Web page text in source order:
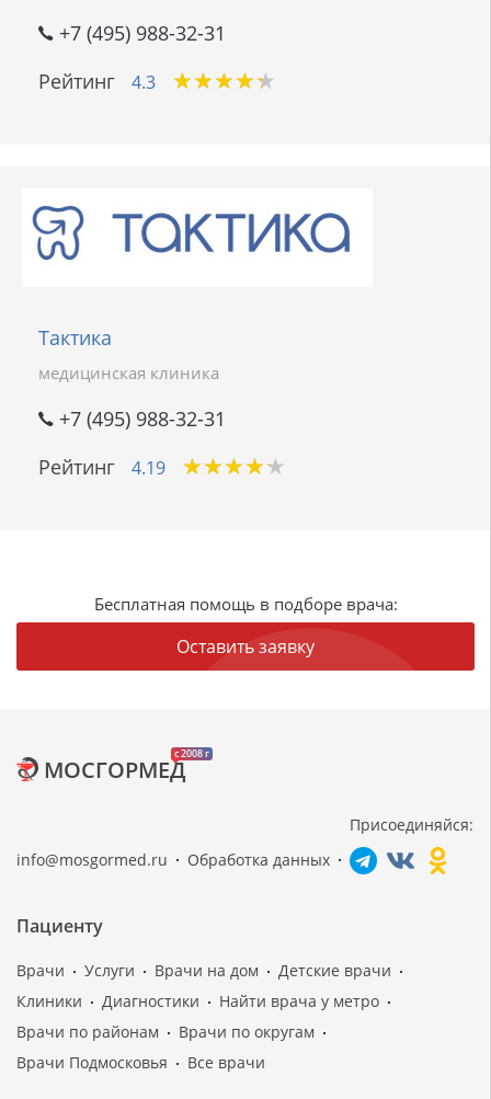
+7 (495) 988-32-31
Рейтинг
4.3 ★★★★★
★★★★★
Тактика
медицинская клиника
+7 (495) 988-32-31
Рейтинг
4.19 ★★★★★
★★★★★
Бесплатная помощь в подборе врача:
Оставить заявку
c 2008 г
МОСГОРМЕД
info@mosgormed.ru Обработка данных
Присоединяйся:
Пациенту
Врачи Услуги Врачи на дом
Детские врачи
Клиники
Диагностики
Найти врача у метро
Врачи по районам
Врачи по округам
Врачи Подмосковья
Все врачи